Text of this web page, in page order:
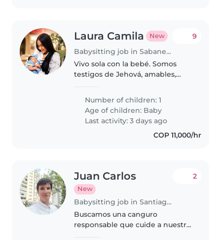
Laura Camila New
Babysitting job in Sabaneta (Antioquia)
9
Vivo sola con la bebé. Somos
testigos de Jehová, amables,
Number of children: 1
Age of children: Baby
Last activity: 3 days ago
COP 11,000/hr
Juan Carlos
New
Babysitting job in Santiago de Cali
2
Buscamos una canguro
responsable que cuide a nuestro